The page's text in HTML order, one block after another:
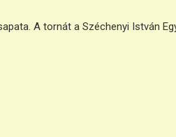
A tornát a Széchenyi István